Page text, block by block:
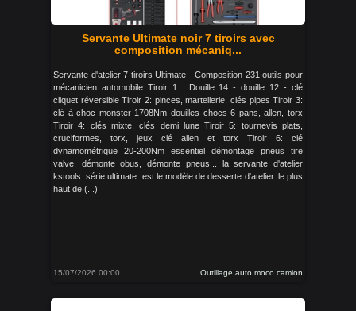
Servante Ultimate noir 7 tiroirs avec
composition mécaniq...
Servante d'atelier 7 tiroirs Ultimate - Composition 231 outils pour
mécanicien automobile Tiroir 1 : Douille 14 - douille 12 - clé
cliquet réversible Tiroir 2: pinces, martellerie, clés pipes Tiroir 3:
clé à choc monster 1708Nm douilles chocs 6 pans, allen, torx
Tiroir 4: clés mixte, clés demi lune Tiroir 5: tournevis plats,
cruciformes, torx, jeux clé allen et torx Tiroir 6: clé
dynamométrique 20-200Nm essentiel démontage pneus tire
valve, démonte obus, démonte pneus... la servante d'atelier
kstools. série ultimate. est le modèle de desserte d'atelier. le plus
haut de (...)
15/07/2026 00:00 Outillage auto moco camion